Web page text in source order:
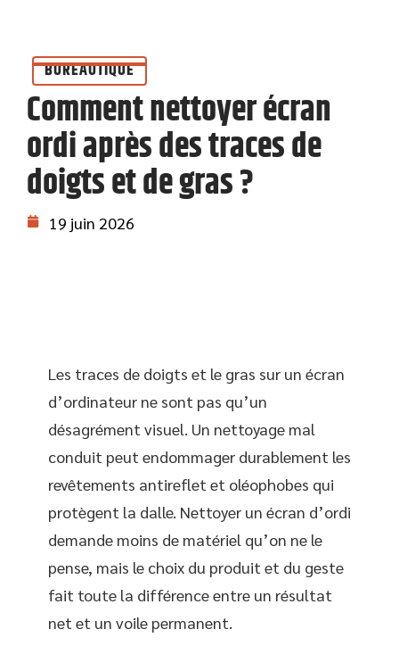
BUREAUTIQUE
Comment nettoyer écran
ordi après des traces de
doigts et de gras ?
19 juin 2026
Les traces de doigts et le gras sur un écran
d’ordinateur ne sont pas qu’un
désagrément visuel. Un nettoyage mal
conduit peut endommager durablement les
revêtements antireflet et oléophobes qui
protègent la dalle. Nettoyer un écran d’ordi
demande moins de matériel qu’on ne le
pense, mais le choix du produit et du geste
fait toute la différence entre un résultat
net et un voile permanent.